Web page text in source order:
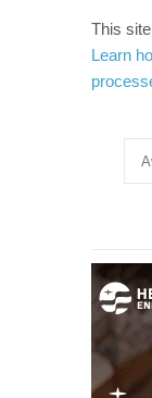
This
Learn